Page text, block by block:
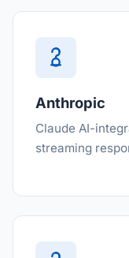
Anthropic
Claude AI-
streaming